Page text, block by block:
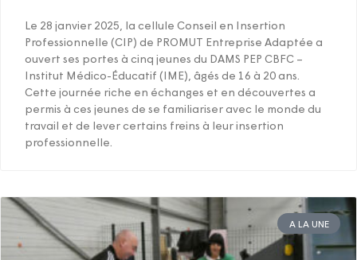
Le 28 janvier 2025, la cellule Conseil en Insertion
Professionnelle (CIP) de PROMUT Entreprise Adaptée a
ouvert ses portes à cinq jeunes du DAMS PEP CBFC –
Institut Médico-Éducatif (IME), âgés de 16 à 20 ans.
Cette journée riche en échanges et en découvertes a
permis à ces jeunes de se familiariser avec le monde du
travail et de lever certains freins à leur insertion
professionnelle.
A LA UNE